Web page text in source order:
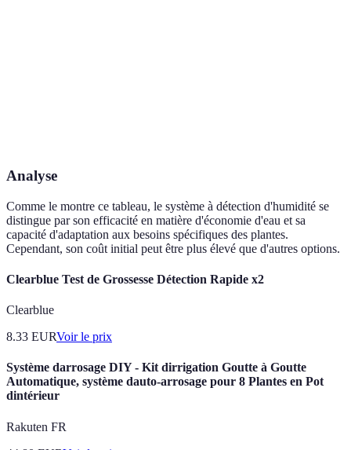
Analyse
Comme le montre ce tableau, le système à détection d'humidité se
distingue par son efficacité en matière d'économie d'eau et sa
capacité d'adaptation aux besoins spécifiques des plantes.
Cependant, son coût initial peut être plus élevé que d'autres options.
Clearblue Test de Grossesse Détection Rapide x2
Clearblue
8.33 EURVoir le prix
Système darrosage DIY - Kit dirrigation Goutte à Goutte
Automatique, système dauto-arrosage pour 8 Plantes en Pot
dintérieur
Rakuten FR